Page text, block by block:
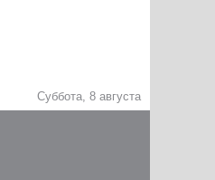
Суббота, 8 августа